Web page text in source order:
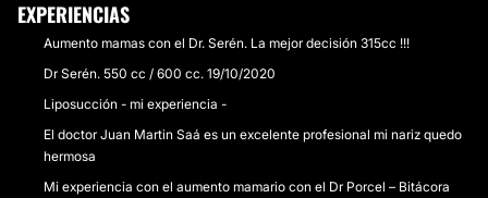
EXPERIENCIAS
Aumento mamas con el Dr. Serén. La mejor decisión 315cc !!!
Dr Serén. 550 cc / 600 cc. 19/10/2020
Liposucción - mi experiencia -
El doctor Juan Martin Saá es un excelente profesional mi nariz quedo
hermosa
Mi experiencia con el aumento mamario con el Dr Porcel – Bitácora